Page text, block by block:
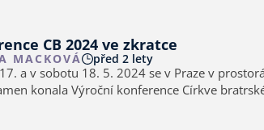
CB 2024 ve zkratce
MACKOVÁ před 2 lety
a v sobotu 18. 5. 2024 se v Praze v
Výroční konference Církve bratrské. Více než 170 přítomných